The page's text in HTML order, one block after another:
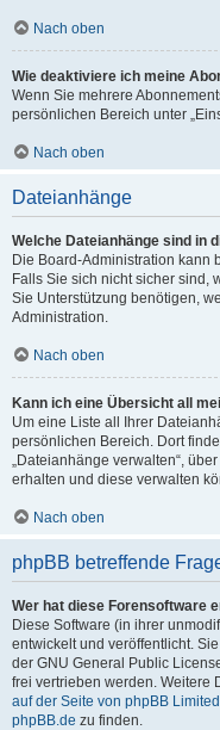
Nach oben
Wie deaktiviere ich meine
Wenn Sie mehrere
persönlichen Bereich unter
Nach oben
Dateianhänge
Welche Dateianhänge sind in
Die Board-Administration kann
Falls Sie sich nicht sicher sind,
Sie Unterstützung benötigen,
Administration.
Nach oben
Kann ich eine Übersicht all
Um eine Liste all Ihrer
persönlichen Bereich. Dort
„Dateianhänge verwalten“,
erhalten und diese verwalten
Nach oben
phpBB betreffende
Wer hat diese Forensoftware
Diese Software (in ihrer
entwickelt und veröffentlicht.
der GNU General Public
frei vertrieben werden. Weitere
auf der Seite von phpBB Limited
phpBB.de zu finden.